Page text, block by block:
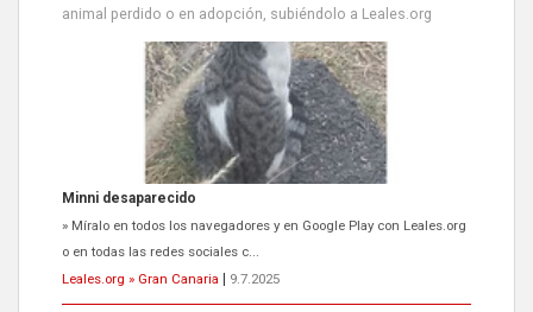
animal perdido o en adopción, subiéndolo a Leales.org
Minni desaparecido
» Míralo en todos los navegadores y en Google Play con Leales.org
o en todas las redes sociales c...
Leales.org » Gran Canaria
9.7.2025